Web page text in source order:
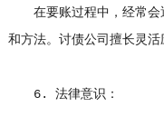
在要账过程中，经常会
和方法。讨债公司擅长灵活
6. 法律意识：